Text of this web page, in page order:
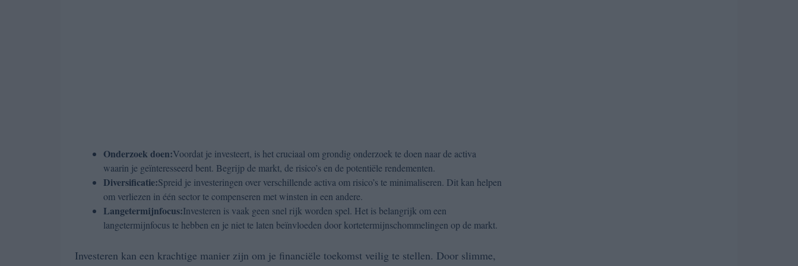
Onderzoek doen:Voordat je investeert, is het cruciaal om grondig onderzoek te doen naar de activa
waarin je geïnteresseerd bent. Begrijp de markt, de risico’s en de potentiële rendementen.
Diversificatie:Spreid je investeringen over verschillende activa om risico’s te minimaliseren. Dit kan helpen
om verliezen in één sector te compenseren met winsten in een andere.
Langetermijnfocus:Investeren is vaak geen snel rijk worden spel. Het is belangrijk om een
langetermijnfocus te hebben en je niet te laten beïnvloeden door kortetermijnschommelingen op de markt.
Investeren kan een krachtige manier zijn om je financiële toekomst veilig te stellen. Door slimme,